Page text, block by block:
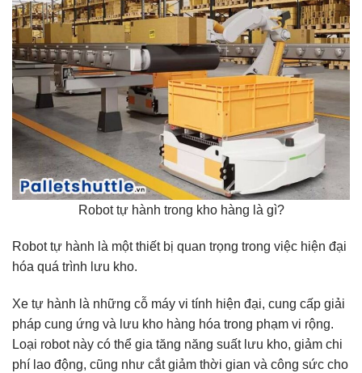
Robot tự hành trong kho hàng là gì?
Robot tự hành là một thiết bị quan trọng trong việc hiện đại
hóa quá trình lưu kho.
Xe tự hành là những cỗ máy vi tính hiện đại, cung cấp giải
pháp cung ứng và lưu kho hàng hóa trong phạm vi rộng.
Loại robot này có thể gia tăng năng suất lưu kho, giảm chi
phí lao động, cũng như cắt giảm thời gian và công sức cho